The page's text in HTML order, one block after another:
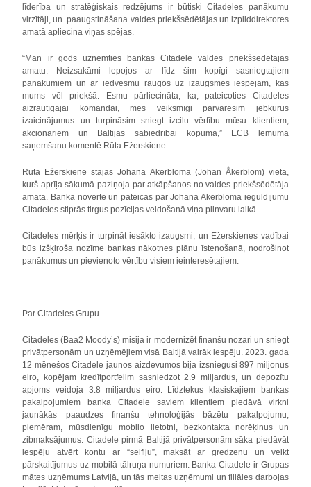
līderība un stratēģiskais redzējums ir būtiski Citadeles panākumu
virzītāji, un paaugstināšana valdes priekšsēdētājas un izpilddirektores
amatā apliecina viņas spējas.
“Man ir gods uzņemties bankas Citadele valdes priekšsēdētājas
amatu. Neizsakāmi lepojos ar līdz šim kopīgi sasniegtajiem
panākumiem un ar iedvesmu raugos uz izaugsmes iespējām, kas
mums vēl priekšā. Esmu pārliecināta, ka, pateicoties Citadeles
aizrautīgajai komandai, mēs veiksmīgi pārvarēsim jebkurus
izaicinājumus un turpināsim sniegt izcilu vērtību mūsu klientiem,
akcionāriem un Baltijas sabiedrībai kopumā,” ECB lēmuma
saņemšanu komentē Rūta Ežerskiene.
Rūta Ežerskiene stājas Johana Akerbloma (Johan Åkerblom) vietā,
kurš aprīļa sākumā paziņoja par atkāpšanos no valdes priekšsēdētāja
amata. Banka novērtē un pateicas par Johana Akerbloma ieguldījumu
Citadeles stiprās tirgus pozīcijas veidošanā viņa pilnvaru laikā.
Citadeles mērķis ir turpināt iesākto izaugsmi, un Ežerskienes vadībai
būs izšķiroša nozīme bankas nākotnes plānu īstenošanā, nodrošinot
panākumus un pievienoto vērtību visiem ieinteresētajiem.
Par Citadeles Grupu
Citadeles (Baa2 Moody’s) misija ir modernizēt finanšu nozari un sniegt
privātpersonām un uzņēmējiem visā Baltijā vairāk iespēju. 2023. gada
12 mēnešos Citadele jaunos aizdevumos bija izsniegusi 897 miljonus
eiro, kopējam kredītportfelim sasniedzot 2.9 miljardus, un depozītu
apjoms veidoja 3.8 miljardus eiro. Līdztekus klasiskajiem bankas
pakalpojumiem banka Citadele saviem klientiem piedāvā virkni
jaunākās paaudzes finanšu tehnoloģijās bāzētu pakalpojumu,
piemēram, mūsdienīgu mobilo lietotni, bezkontakta norēķinus un
zibmaksājumus. Citadele pirmā Baltijā privātpersonām sāka piedāvāt
iespēju atvērt kontu ar “selfiju”, maksāt ar gredzenu un veikt
pārskaitījumus uz mobilā tālruņa numuriem. Banka Citadele ir Grupas
mātes uzņēmums Latvijā, un tās meitas uzņēmumi un filiāles darbojas